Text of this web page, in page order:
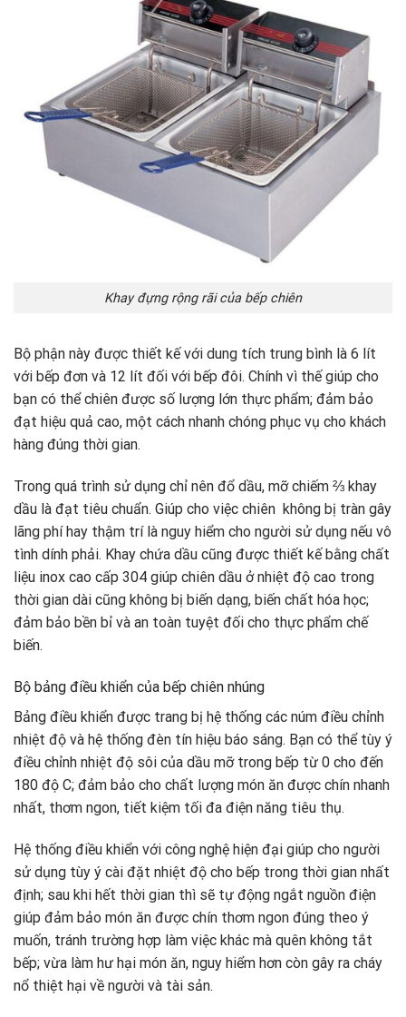
Khay đựng rộng rãi của bếp chiên
Bộ phận này được thiết kế với dung tích trung bình là 6 lít
với bếp đơn và 12 lít đối với bếp đôi. Chính vì thế giúp cho
bạn có thể chiên được số lượng lớn thực phẩm; đảm bảo
đạt hiệu quả cao, một cách nhanh chóng phục vụ cho khách
hàng đúng thời gian.
Trong quá trình sử dụng chỉ nên đổ dầu, mỡ chiếm ⅔ khay
dầu là đạt tiêu chuẩn. Giúp cho việc chiên không bị tràn gây
lãng phí hay thậm trí là nguy hiểm cho người sử dụng nếu vô
tình dính phải. Khay chứa dầu cũng được thiết kế bằng chất
liệu inox cao cấp 304 giúp chiên dầu ở nhiệt độ cao trong
thời gian dài cũng không bị biến dạng, biến chất hóa học;
đảm bảo bền bỉ và an toàn tuyệt đối cho thực phẩm chế
biến.
Bộ bảng điều khiển của bếp chiên nhúng
Bảng điều khiển được trang bị hệ thống các núm điều chỉnh
nhiệt độ và hệ thống đèn tín hiệu báo sáng. Bạn có thể tùy ý
điều chỉnh nhiệt độ sôi của dầu mỡ trong bếp từ 0 cho đến
180 độ C; đảm bảo cho chất lượng món ăn được chín nhanh
nhất, thơm ngon, tiết kiệm tối đa điện năng tiêu thụ.
Hệ thống điều khiển với công nghệ hiện đại giúp cho người
sử dụng tùy ý cài đặt nhiệt độ cho bếp trong thời gian nhất
định; sau khi hết thời gian thì sẽ tự động ngắt nguồn điện
giúp đảm bảo món ăn được chín thơm ngon đúng theo ý
muốn, tránh trường hợp làm việc khác mà quên không tắt
bếp; vừa làm hư hại món ăn, nguy hiểm hơn còn gây ra cháy
nổ thiệt hại về người và tài sản.